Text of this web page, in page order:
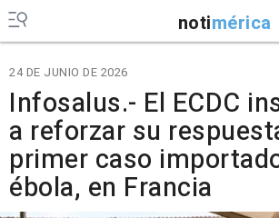
notimérica
24 DE JUNIO DE 2026
Infosalus.- El ECDC
a reforzar su
primer caso
ébola, en Francia